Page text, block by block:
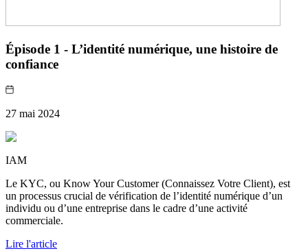
Épisode 1 - L’identité numérique, une histoire de
confiance
27 mai 2024
IAM
Le KYC, ou Know Your Customer (Connaissez Votre Client), est
un processus crucial de vérification de l’identité numérique d’un
individu ou d’une entreprise dans le cadre d’une activité
commerciale.
Lire l'article